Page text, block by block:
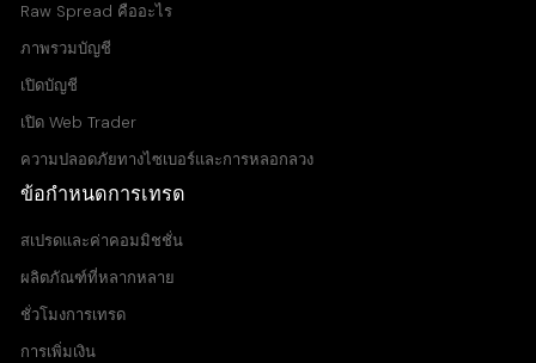
Standard Account
Raw Spread คืออะไร
ภาพรวมบัญชี
เปิดบัญชี
เปิด Web Trader
ความปลอดภัยทางไซเบอร์และการหลอกลวง
ข้อกำหนดการเทรด
สเปรดและค่าคอมมิชชั่น
ผลิตภัณฑ์ที่หลากหลาย
ชั่วโมงการเทรด
การเพิ่มเงิน